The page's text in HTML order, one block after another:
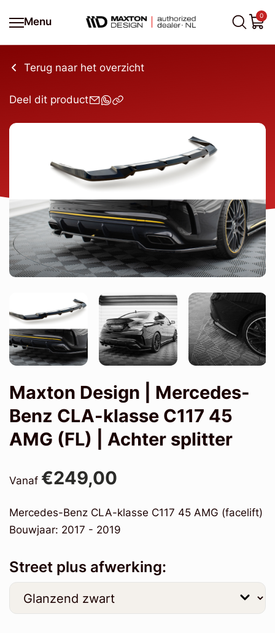
Menu
0
Terug naar het overzicht
Deel dit product
Maxton Design | Mercedes-
Benz CLA-klasse C117 45
AMG (FL) | Achter splitter
Vanaf €249,00
Mercedes-Benz CLA-klasse C117 45 AMG (facelift)
Bouwjaar: 2017 - 2019
Street plus afwerking: